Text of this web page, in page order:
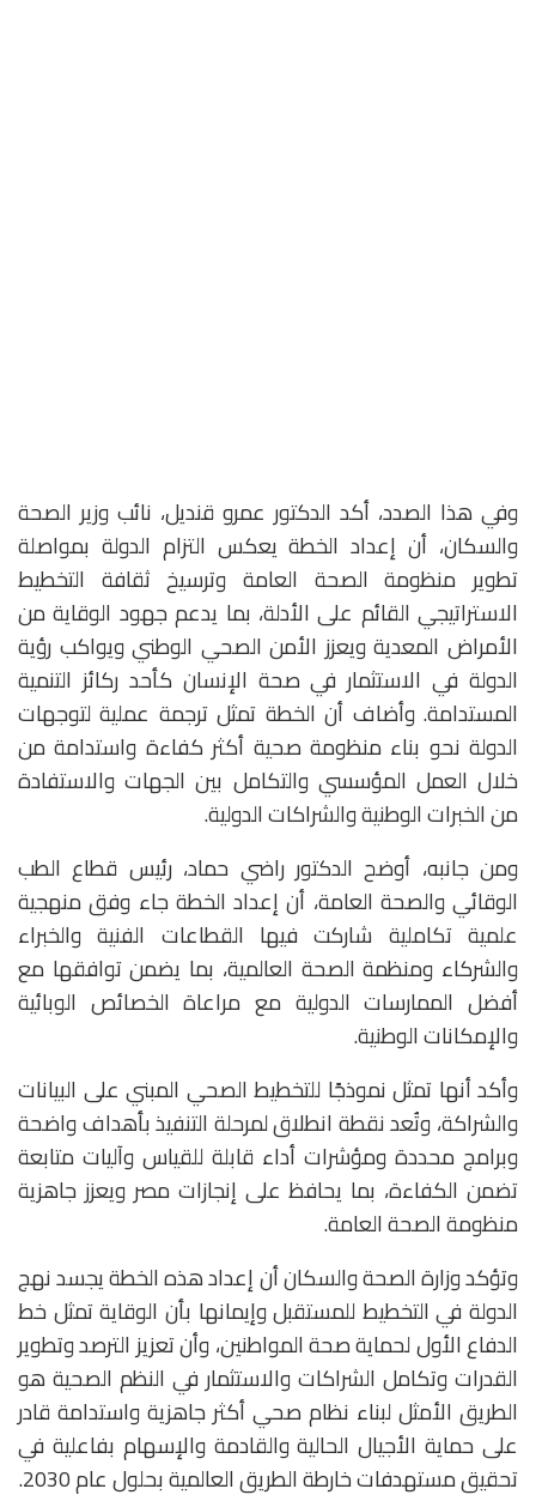
وفي هذا الصدد، أكد الدكتور عمرو قنديل، نائب وزير الصحة
والسكان، أن إعداد الخطة يعكس التزام الدولة بمواصلة
تطوير منظومة الصحة العامة وترسيخ ثقافة التخطيط
الاستراتيجي القائم على الأدلة، بما يدعم جهود الوقاية من
الأمراض المعدية ويعزز الأمن الصحي الوطني ويواكب رؤية
الدولة في الاستثمار في صحة الإنسان كأحد ركائز التنمية
المستدامة. وأضاف أن الخطة تمثل ترجمة عملية لتوجهات
الدولة نحو بناء منظومة صحية أكثر كفاءة واستدامة من
خلال العمل المؤسسي والتكامل بين الجهات والاستفادة
من الخبرات الوطنية والشراكات الدولية.
ومن جانبه، أوضح الدكتور راضي حماد، رئيس قطاع الطب
الوقائي والصحة العامة، أن إعداد الخطة جاء وفق منهجية
علمية تكاملية شاركت فيها القطاعات الفنية والخبراء
والشركاء ومنظمة الصحة العالمية، بما يضمن توافقها مع
أفضل الممارسات الدولية مع مراعاة الخصائص الوبائية
والإمكانات الوطنية.
وأكد أنها تمثل نموذجًا للتخطيط الصحي المبني على البيانات
والشراكة، وتُعد نقطة انطلاق لمرحلة التنفيذ بأهداف واضحة
وبرامج محددة ومؤشرات أداء قابلة للقياس وآليات متابعة
تضمن الكفاءة، بما يحافظ على إنجازات مصر ويعزز جاهزية
منظومة الصحة العامة.
وتؤكد وزارة الصحة والسكان أن إعداد هذه الخطة يجسد نهج
الدولة في التخطيط للمستقبل وإيمانها بأن الوقاية تمثل خط
الدفاع الأول لحماية صحة المواطنين، وأن تعزيز الترصد وتطوير
القدرات وتكامل الشراكات والاستثمار في النظم الصحية هو
الطريق الأمثل لبناء نظام صحي أكثر جاهزية واستدامة قادر
على حماية الأجيال الحالية والقادمة والإسهام بفاعلية في
تحقيق مستهدفات خارطة الطريق العالمية بحلول عام 2030.